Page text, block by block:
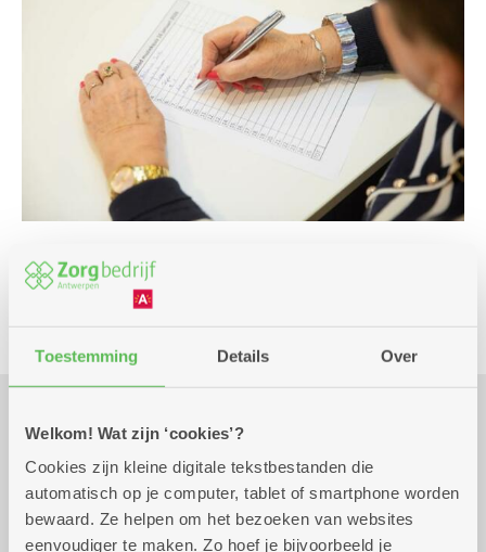
Toestemming Details Over
Welkom! Wat zijn ‘cookies’?
Cookies zijn kleine digitale tekstbestanden die
automatisch op je computer, tablet of smartphone worden
bewaard. Ze helpen om het bezoeken van websites
eenvoudiger te maken. Zo hoef je bijvoorbeeld je
Praktisch
dinsdag 27 oktober 2026 14.30 uur tot 16.00 uur